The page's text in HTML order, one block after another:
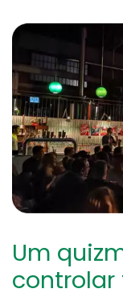
Um
controlar